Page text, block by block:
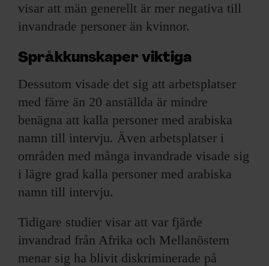
visar att män generellt är mer negativa till
invandrade personer än kvinnor.
Språkkunskaper viktiga
Dessutom visade det sig att arbetsplatser
med färre än 20 anställda är mindre
benägna att kalla personer med arabiska
namn till intervju. Även arbetsplatser i
områden med många invandrade visade sig
i lägre grad kalla personer med arabiska
namn till intervju.
Tidigare studier visar att var fjärde
invandrad från Afrika och Mellanöstern
menar sig ha blivit diskriminerade på